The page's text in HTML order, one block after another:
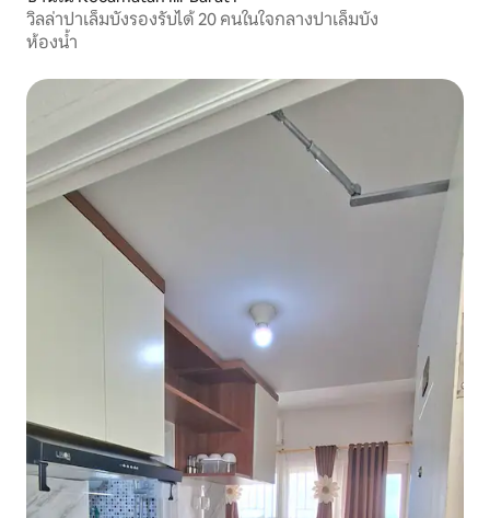
วิลล่าปาเล็มบังรองรับได้ 20 คนในใจกลางปาเล็มบัง
ห้องน้ำ